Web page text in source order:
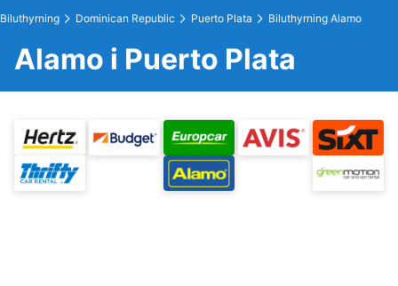
Biluthyrning Dominican Republic Puerto Plata Biluthyrning Alamo
Alamo i Puerto Plata